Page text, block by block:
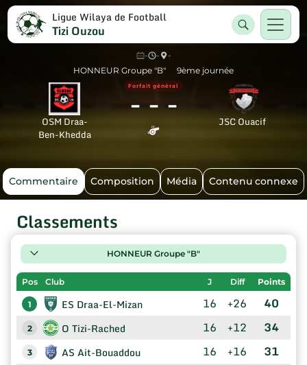
Ligue Wilaya de Football
Tizi Ouzou
- -
-
HONNEUR Groupe "B"
9ème journée
OSM Draa-
Ben-Khedda
---
Forfait général
JSC Ouacif
Commentaire Composition Média Contenu connexe
Classements
HONNEUR Groupe "B"
Pos Club J Diff Points
1 ES Draa-El-Mizan 16 +26 40
2 O Tizi-Rached 16 +12 34
3 AS Ait-Bouaddou 16 +16 31